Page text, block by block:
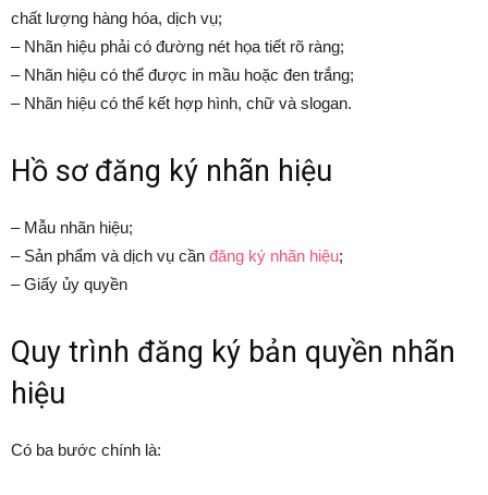
chất lượng hàng hóa, dịch vụ;
– Nhãn hiệu phải có đường nét họa tiết rõ ràng;
– Nhãn hiệu có thể được in mầu hoặc đen trắng;
– Nhãn hiệu có thể kết hợp hình, chữ và slogan.
Hồ sơ đăng ký nhãn hiệu
– Mẫu nhãn hiệu;
– Sản phẩm và dịch vụ cần đăng ký nhãn hiệu;
– Giấy ủy quyền
Quy trình đăng ký bản quyền nhãn
hiệu
Có ba bước chính là: